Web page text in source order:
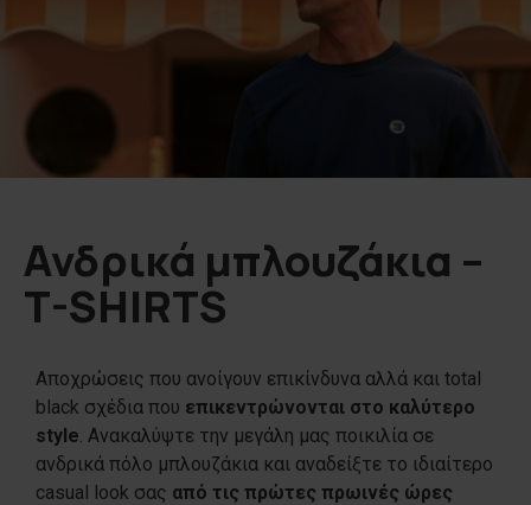
Ανδρικά μπλουζάκια –
T-SHIRTS
Αποχρώσεις που ανοίγουν επικίνδυνα αλλά και total
black σχέδια που επικεντρώνονται στο καλύτερο
style. Ανακαλύψτε την μεγάλη μας ποικιλία σε
ανδρικά πόλο μπλουζάκια και αναδείξτε το ιδιαίτερο
casual look σας από τις πρώτες πρωινές ώρες